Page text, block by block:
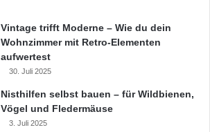
Vintage trifft Moderne – Wie du dein
Wohnzimmer mit Retro-Elementen
aufwertest
30. Juli 2025
Nisthilfen selbst bauen – für Wildbienen,
Vögel und Fledermäuse
3. Juli 2025